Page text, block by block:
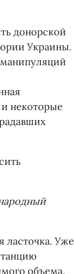
донорской
Украины.
некоторые
ласточка. Уже
объема.